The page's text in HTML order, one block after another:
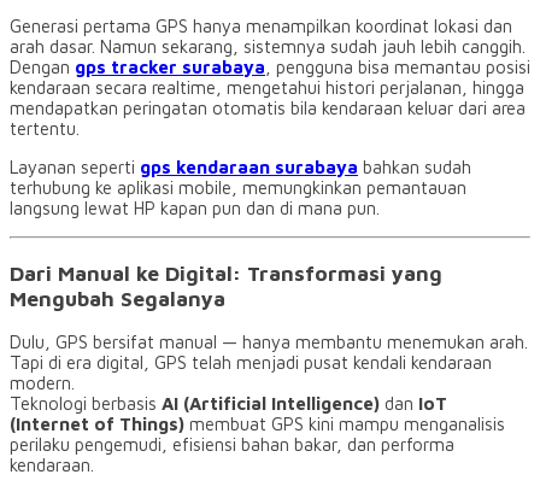
Generasi pertama GPS hanya menampilkan koordinat lokasi dan
arah dasar. Namun sekarang, sistemnya sudah jauh lebih canggih.
Dengan gps tracker surabaya , pengguna bisa memantau posisi
kendaraan secara realtime, mengetahui histori perjalanan, hingga
mendapatkan peringatan otomatis bila kendaraan keluar dari area
tertentu.
Layanan seperti gps kendaraan surabaya bahkan sudah
terhubung ke aplikasi mobile, memungkinkan pemantauan
langsung lewat HP kapan pun dan di mana pun.
Dari Manual ke Digital: Transformasi yang
Mengubah Segalanya
Dulu, GPS bersifat manual — hanya membantu menemukan arah.
Tapi di era digital, GPS telah menjadi pusat kendali kendaraan
modern.
Teknologi berbasis AI (Artificial Intelligence) dan IoT
(Internet of Things) membuat GPS kini mampu menganalisis
perilaku pengemudi, efisiensi bahan bakar, dan performa
kendaraan.